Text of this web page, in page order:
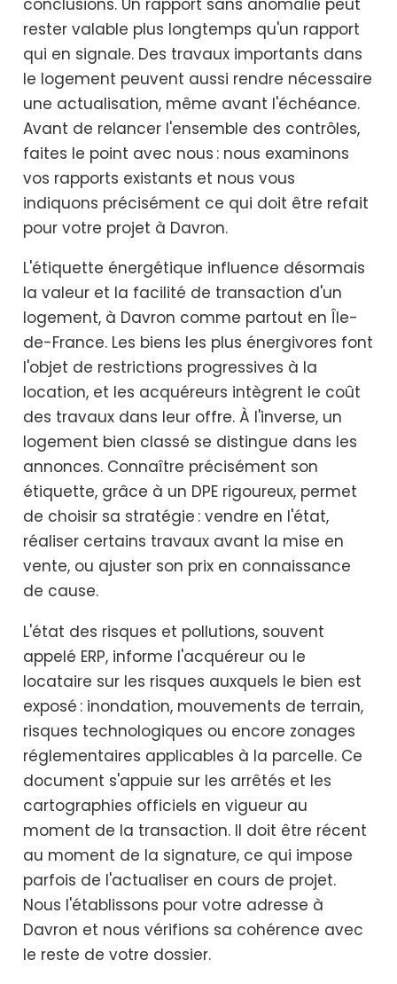
rester valable plus longtemps qu'un rapport
qui en signale. Des travaux importants dans
le logement peuvent aussi rendre nécessaire
une actualisation, même avant l'échéance.
Avant de relancer l'ensemble des contrôles,
faites le point avec nous : nous examinons
vos rapports existants et nous vous
indiquons précisément ce qui doit être refait
pour votre projet à Davron.
L'étiquette énergétique influence désormais
la valeur et la facilité de transaction d'un
logement, à Davron comme partout en Île-
de-France. Les biens les plus énergivores font
l'objet de restrictions progressives à la
location, et les acquéreurs intègrent le coût
des travaux dans leur offre. À l'inverse, un
logement bien classé se distingue dans les
annonces. Connaître précisément son
étiquette, grâce à un DPE rigoureux, permet
de choisir sa stratégie : vendre en l'état,
réaliser certains travaux avant la mise en
vente, ou ajuster son prix en connaissance
de cause.
L'état des risques et pollutions, souvent
appelé ERP, informe l'acquéreur ou le
locataire sur les risques auxquels le bien est
exposé : inondation, mouvements de terrain,
risques technologiques ou encore zonages
réglementaires applicables à la parcelle. Ce
document s'appuie sur les arrêtés et les
cartographies officiels en vigueur au
moment de la transaction. Il doit être récent
au moment de la signature, ce qui impose
parfois de l'actualiser en cours de projet.
Nous l'établissons pour votre adresse à
Davron et nous vérifions sa cohérence avec
le reste de votre dossier.